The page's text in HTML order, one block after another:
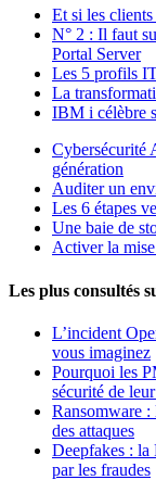
Et si les
N° 2 : Il faut
Portal Server
Les 5 profils
La
IBM i célèbre
Cybersécurité
génération
Auditer un
Les 6 étapes
Une baie de
Activer la
Les plus consultés
L’incident
vous imaginez
Pourquoi les
sécurité de
Ransomware :
des attaques
Deepfakes : la
par les fraudes